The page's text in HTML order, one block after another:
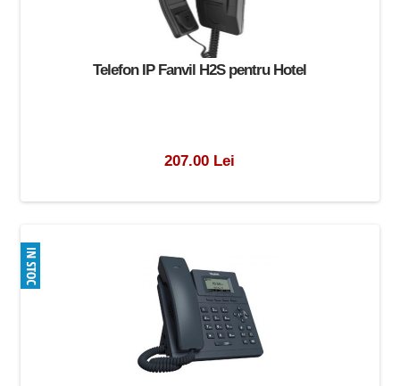
Telefon IP Fanvil H2S pentru Hotel
207.00 Lei